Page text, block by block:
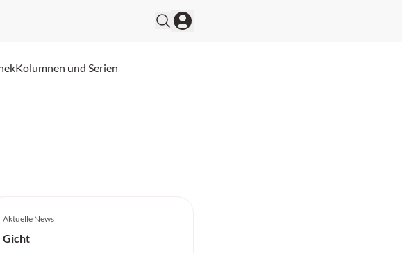
Kolumnen und Serien
Aktuelle News
Gicht